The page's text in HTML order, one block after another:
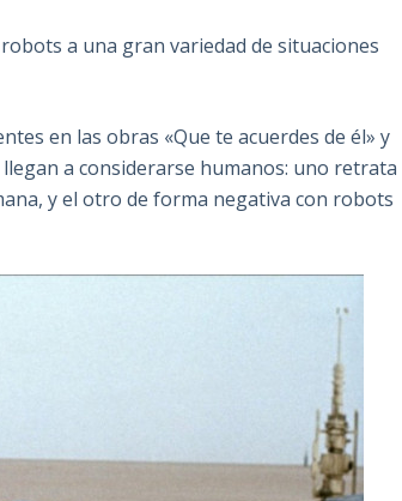
a una gran variedad de situaciones
en las obras «Que te acuerdes de él» y
a considerarse humanos: uno retrata
y el otro de forma negativa con robots